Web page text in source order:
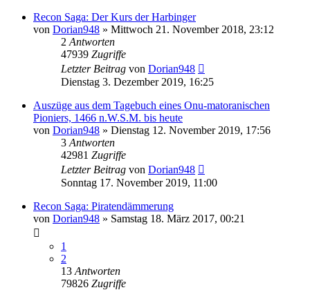
Recon Saga: Der Kurs der Harbinger
von Dorian948 » Mittwoch 21. November 2018, 23:12
2 Antworten
47939 Zugriffe
Letzter Beitrag von Dorian948
Dienstag 3. Dezember 2019, 16:25
Auszüge aus dem Tagebuch eines Onu-matoranischen
Pioniers, 1466 n.W.S.M. bis heute
von Dorian948 » Dienstag 12. November 2019, 17:56
3 Antworten
42981 Zugriffe
Letzter Beitrag von Dorian948
Sonntag 17. November 2019, 11:00
Recon Saga: Piratendämmerung
von Dorian948 » Samstag 18. März 2017, 00:21
1
2
13 Antworten
79826 Zugriffe